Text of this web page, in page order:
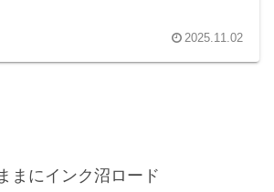
2025.11.02
まにインク沼ロード